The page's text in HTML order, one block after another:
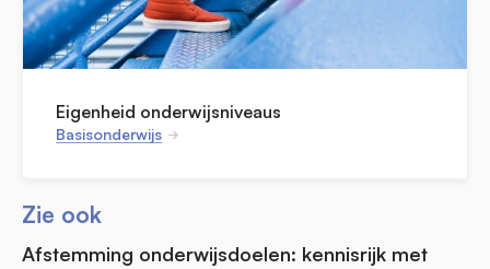
Eigenheid onderwijsniveaus
Basisonderwijs
Zie ook
Afstemming onderwijsdoelen: kennisrijk met